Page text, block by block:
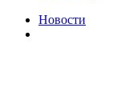
Новости